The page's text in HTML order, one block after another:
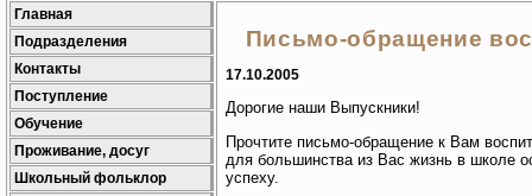
Главная
Подразделения
Контакты
Поступление
Обучение
Проживание, досуг
Школьный фольклор
Письмо-обращение
17.10.2005
Дорогие наши Выпускники!
Прочтите письмо-обращение к Вам
для большинства из Вас жизнь в школе
успеху.